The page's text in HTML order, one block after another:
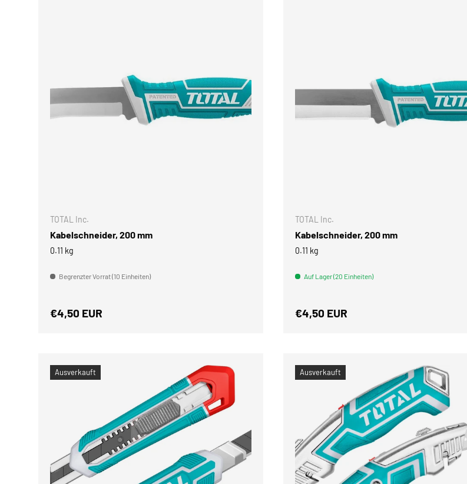
TOTAL Inc.
Kabelschneider, 200 mm
0.11 kg
Begrenzter Vorrat (10 Einheiten)
Normaler Preis
€4,50 EUR
TOTAL Inc.
Kabelschneider, 200 mm
0.11 kg
Auf Lager (20 Einheiten)
Normaler Preis
€4,50 EUR
Ausverkauft Ausverkauft